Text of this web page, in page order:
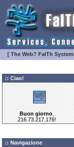
[ The Web? FaITh
:: Ciao!
Buon giorno,
216.73.217.176!
:: Navigazione